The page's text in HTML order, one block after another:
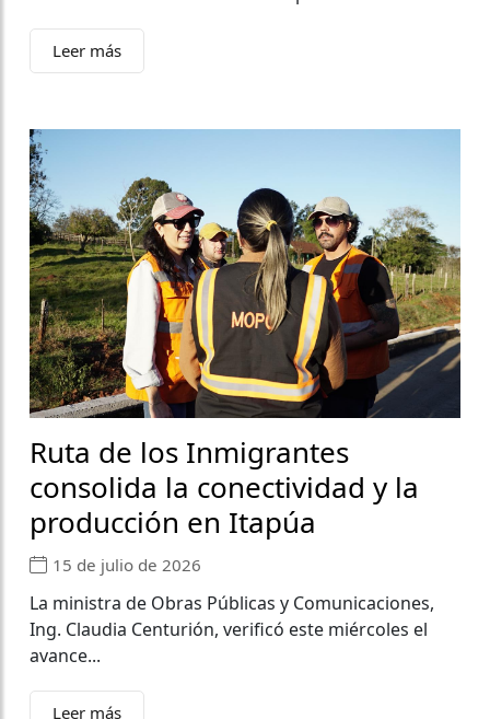
Leer más
Ruta de los Inmigrantes
consolida la conectividad y la
producción en Itapúa
15 de julio de 2026
La ministra de Obras Públicas y Comunicaciones,
Ing. Claudia Centurión, verificó este miércoles el
avance...
Leer más